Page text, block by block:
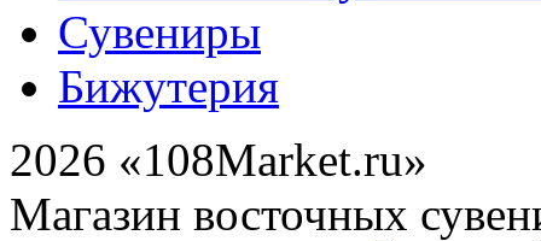
Сувениры
Бижутерия
2026 «108Market.ru»
Магазин восточных